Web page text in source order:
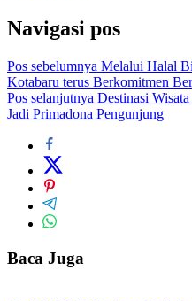
Navigasi pos
Pos sebelumnya Melalui Halal
Kotabaru terus Berkomitmen
Pos selanjutnya Destinasi
Jadi Primadona Pengunjung
Baca Juga